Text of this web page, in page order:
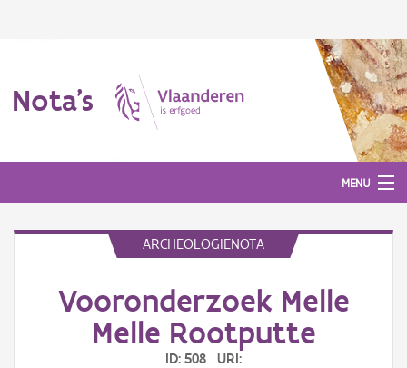
Nota's
MENU
Aanmelden
ARCHEOLOGIENOTA
Vooronderzoek Melle
Melle Rootputte
ID: 508 URI: